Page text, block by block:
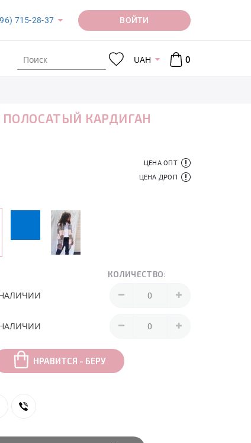
715-28-37 ВОЙТИ
UAH 0
КАРДИГАН
ЦЕНА ОПТ
ЦЕНА ДРОП
КОЛИЧЕСТВО:
НРАВИТСЯ - БЕРУ